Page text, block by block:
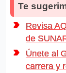
Te
Revisa
de
Únete al
carrera y